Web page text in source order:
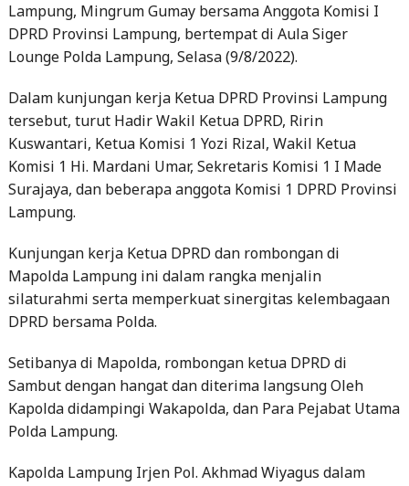
Lampung, Mingrum Gumay bersama Anggota Komisi I
DPRD Provinsi Lampung, bertempat di Aula Siger
Lounge Polda Lampung, Selasa (9/8/2022).
Dalam kunjungan kerja Ketua DPRD Provinsi Lampung
tersebut, turut Hadir Wakil Ketua DPRD, Ririn
Kuswantari, Ketua Komisi 1 Yozi Rizal, Wakil Ketua
Komisi 1 Hi. Mardani Umar, Sekretaris Komisi 1 I Made
Surajaya, dan beberapa anggota Komisi 1 DPRD Provinsi
Lampung.
Kunjungan kerja Ketua DPRD dan rombongan di
Mapolda Lampung ini dalam rangka menjalin
silaturahmi serta memperkuat sinergitas kelembagaan
DPRD bersama Polda.
Setibanya di Mapolda, rombongan ketua DPRD di
Sambut dengan hangat dan diterima langsung Oleh
Kapolda didampingi Wakapolda, dan Para Pejabat Utama
Polda Lampung.
Kapolda Lampung Irjen Pol. Akhmad Wiyagus dalam